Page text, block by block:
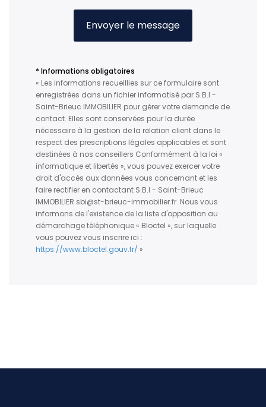
Envoyer le message
* Informations obligatoires
« Les informations recueillies sur ce formulaire sont
enregistrées dans un fichier informatisé par S.B.I -
Saint-Brieuc IMMOBILIER pour gérer votre demande de
contact. Elles sont conservées pour la durée
nécessaire à la gestion de la relation client dans le
respect des prescriptions légales applicables et sont
destinées à nos conseillers Conformément à la loi «
informatique et libertés », vous pouvez exercer votre
droit d'accès aux données vous concernant et les
faire rectifier en contactant S.B.I - Saint-Brieuc
IMMOBILIER sbi@st-brieuc-immobilier.fr. Nous vous
informons de l'existence de la liste d'opposition au
démarchage téléphonique « Bloctel », sur laquelle
vous pouvez vous inscrire ici :
https://www.bloctel.gouv.fr/ »